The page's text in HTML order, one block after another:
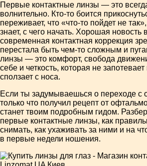
Первые контактные линзы — это
волнительно. Кто-то боится
переживает, что «что-то пойдет не
знает, с чего начать. Хорошая новость
современная контактная коррекция
перестала быть чем-то сложным и
линзы — это комфорт, свобода
себе и четкость, которая не
сползает с носа.
Если ты задумываешься о переходе с
только что получил рецепт от
станет твоим подробным гидом.
первые контактные линзы, как
снимать, как ухаживать за ними и на
в первые недели ношения.